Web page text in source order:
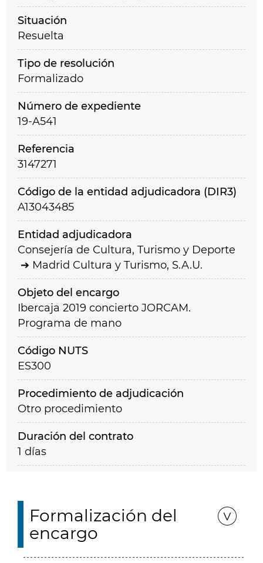
Situación
Resuelta
Tipo de resolución
Formalizado
Número de expediente
19-A541
Referencia
3147271
Código de la entidad adjudicadora (DIR3)
A13043485
Entidad adjudicadora
Consejería de Cultura, Turismo y Deporte
Madrid Cultura y Turismo, S.A.U.
Objeto del encargo
Ibercaja 2019 concierto JORCAM.
Programa de mano
Código NUTS
ES300
Procedimiento de adjudicación
Otro procedimiento
Duración del contrato
1 días
Formalización del
encargo